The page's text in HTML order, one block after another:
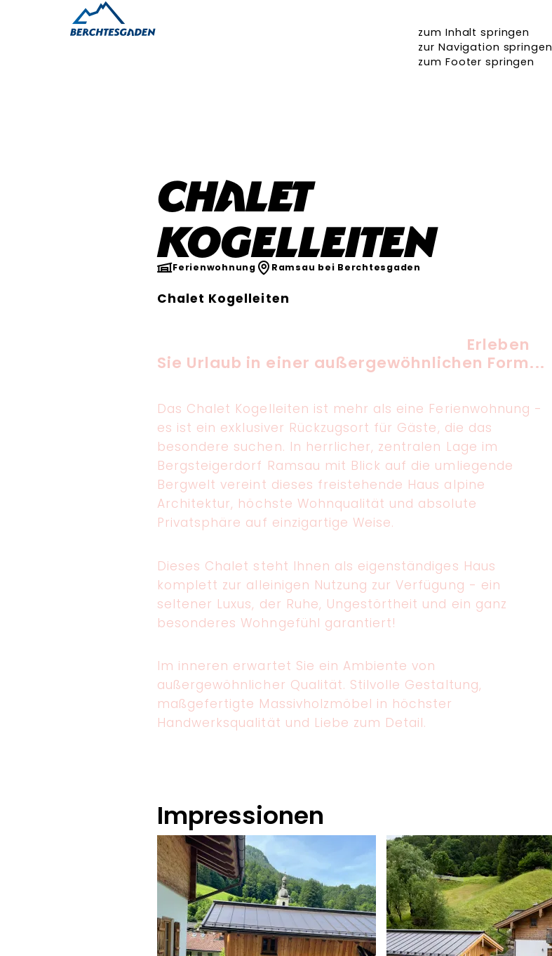
zum Inhalt springen
zur Navigation springen
zum Footer springen
Chalet
Kogelleiten
Ferienwohnung Ramsau bei Berchtesgaden
Chalet Kogelleiten
Erleben
Sie Urlaub in einer außergewöhnlichen Form...
Das Chalet Kogelleiten ist mehr als eine Ferienwohnung -
es ist ein exklusiver Rückzugsort für Gäste, die das
besondere suchen. In herrlicher, zentralen Lage im
Bergsteigerdorf Ramsau mit Blick auf die umliegende
Bergwelt vereint dieses freistehende Haus alpine
Architektur, höchste Wohnqualität und absolute
Privatsphäre auf einzigartige Weise.
Dieses Chalet steht Ihnen als eigenständiges Haus
komplett zur alleinigen Nutzung zur Verfügung - ein
seltener Luxus, der Ruhe, Ungestörtheit und ein ganz
besonderes Wohngefühl garantiert!
Im inneren erwartet Sie ein Ambiente von
außergewöhnlicher Qualität. Stilvolle Gestaltung,
maßgefertigte Massivholzmöbel in höchster
Handwerksqualität und Liebe zum Detail.
Impressionen